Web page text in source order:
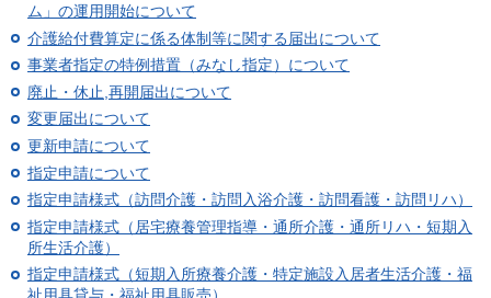
ム」の運用開始について
介護給付費算定に係る体制等に関する届出について
事業者指定の特例措置（みなし指定）について
廃止・休止,再開届出について
変更届出について
更新申請について
指定申請について
指定申請様式（訪問介護・訪問入浴介護・訪問看護・訪問リハ）
指定申請様式（居宅療養管理指導・通所介護・通所リハ・短期入
所生活介護）
指定申請様式（短期入所療養介護・特定施設入居者生活介護・福